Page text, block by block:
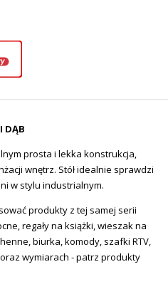
DĄB
prosta i lekka konstrukcja,
wnętrz. Stół idealnie sprawdzi
w stylu industrialnym.
produkty z tej samej serii
regały na książki, wieszak na
biurka, komody, szafki RTV,
wymiarach -patrz produkty